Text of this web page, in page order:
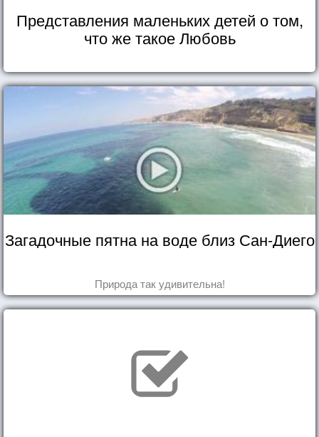
Представления маленьких детей о том,
что же такое Любовь
Загадочные пятна на воде близ Сан-Диего
Природа так удивительна!